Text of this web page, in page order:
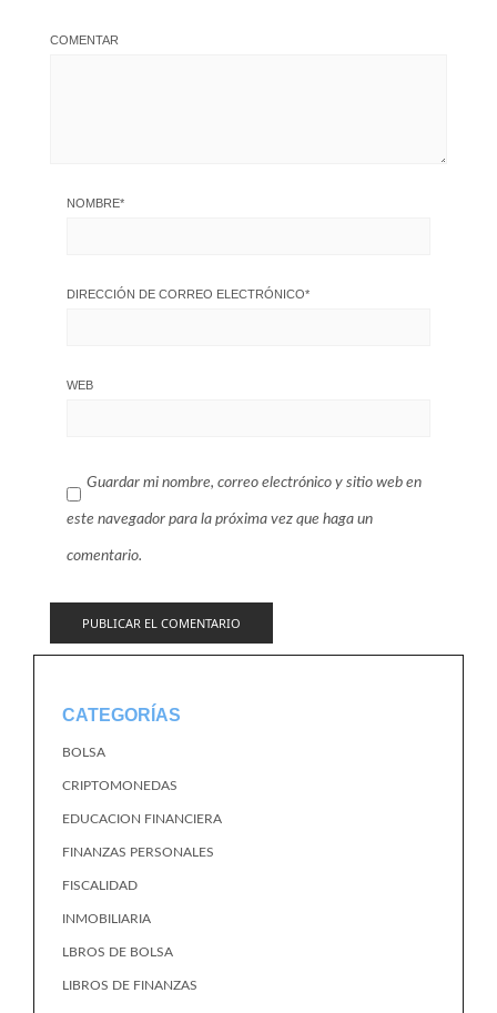
COMENTAR
NOMBRE*
DIRECCIÓN DE CORREO ELECTRÓNICO*
WEB
Guardar mi nombre, correo electrónico y sitio web en
este navegador para la próxima vez que haga un
comentario.
CATEGORÍAS
BOLSA
CRIPTOMONEDAS
EDUCACION FINANCIERA
FINANZAS PERSONALES
FISCALIDAD
INMOBILIARIA
LBROS DE BOLSA
LIBROS DE FINANZAS